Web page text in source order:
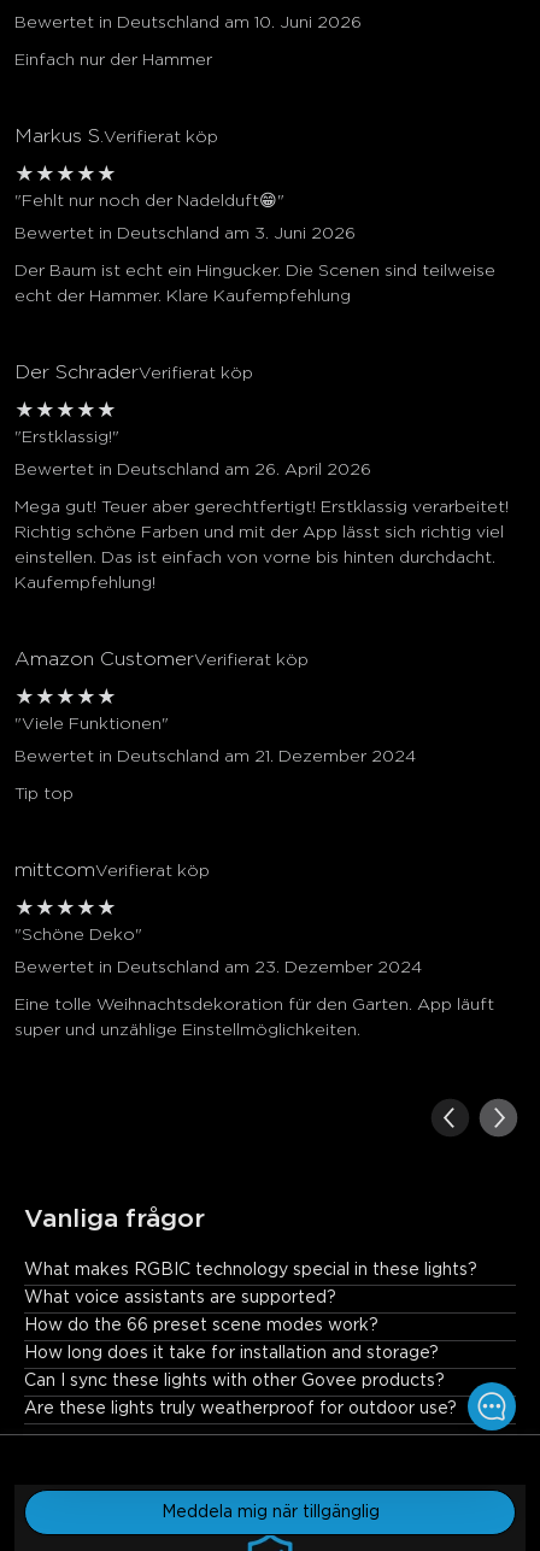
Meddela mig när tillgänglig
Bewertet in Deutschland am 10. Juni 2026
Einfach nur der Hammer
Markus S. Verifierat köp
★ ★ ★ ★ ★
"Fehlt nur noch der Nadelduft😁"
Bewertet in Deutschland am 3. Juni 2026
Der Baum ist echt ein Hingucker. Die Scenen sind teilweise
echt der Hammer. Klare Kaufempfehlung
Der SchraderVerifierat köp
★ ★ ★ ★ ★
"Erstklassig!"
Bewertet in Deutschland am 26. April 2026
Mega gut! Teuer aber gerechtfertigt! Erstklassig verarbeitet!
Richtig schöne Farben und mit der App lässt sich richtig viel
einstellen. Das ist einfach von vorne bis hinten durchdacht.
Kaufempfehlung!
Amazon CustomerVerifierat köp
★ ★ ★ ★ ★
"Viele Funktionen"
Bewertet in Deutschland am 21. Dezember 2024
Tip top
mittcomVerifierat köp
★ ★ ★ ★ ★
"Schöne Deko"
Bewertet in Deutschland am 23. Dezember 2024
Eine tolle Weihnachtsdekoration für den Garten. App läuft
super und unzählige Einstellmöglichkeiten.
Vanliga frågor
What makes RGBIC technology special in these lights?
RGBIC allows individual control of each LED, enabling advanced
effects like multicolor gradients, dynamic patterns, and pixel-
perfect animations.
What voice assistants are supported?
How do the 66 preset scene modes work?
How long does it take for installation and storage?
Can I sync these lights with other Govee products?
Are these lights truly weatherproof for outdoor use?